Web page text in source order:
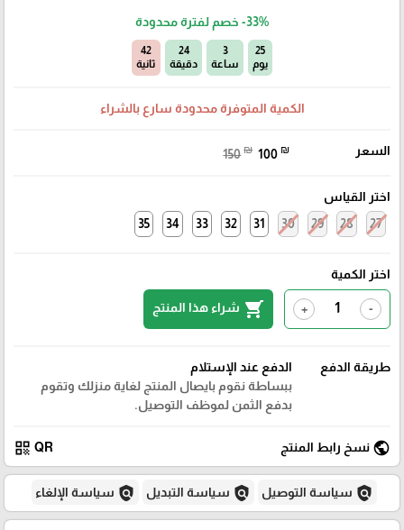
-33% خصم لفترة محدودة
25
يوم
3
ساعة
24
دقيقة
41
ثانية
الكمية المتوفرة محدودة سارع بالشراء
السعر 150 ₪ 100 ₪
اختر القياس
27
28
29
30
31
32
33
34
35
اختر الكمية
-
+
shopping_cart شراء هذا المنتج
طريقة الدفع
الدفع عند الإستلام
ببساطة نقوم بايصال المنتج لغاية منزلك وتقوم
بدفع الثمن لموظف التوصيل.
public نسخ رابط المنتج QR
qr_code
policy سياسة التوصيل policy سياسة التبديل policy سياسة الإلغاء